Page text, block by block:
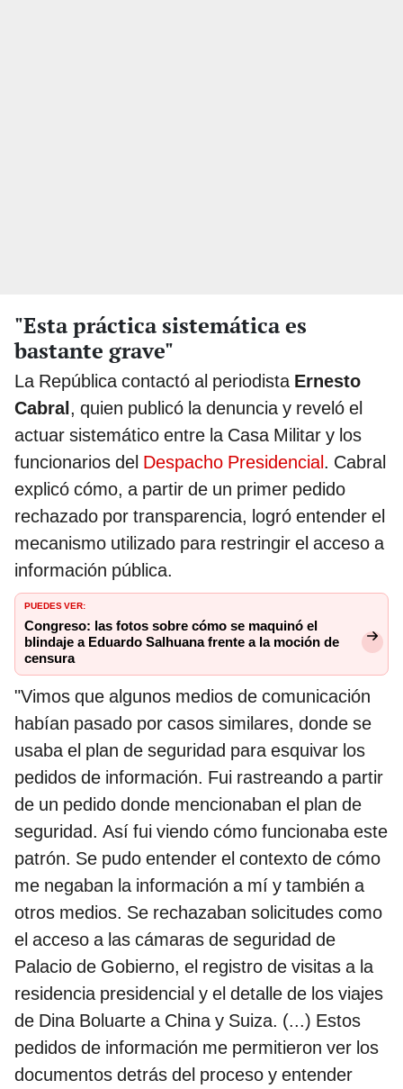
"Esta práctica sistemática es
bastante grave"
La República contactó al periodista Ernesto
Cabral, quien publicó la denuncia y reveló el
actuar sistemático entre la Casa Militar y los
funcionarios del Despacho Presidencial. Cabral
explicó cómo, a partir de un primer pedido
rechazado por transparencia, logró entender el
mecanismo utilizado para restringir el acceso a
información pública.
PUEDES VER:
Congreso: las fotos sobre cómo se maquinó el
blindaje a Eduardo Salhuana frente a la moción de
censura
"Vimos que algunos medios de comunicación
habían pasado por casos similares, donde se
usaba el plan de seguridad para esquivar los
pedidos de información. Fui rastreando a partir
de un pedido donde mencionaban el plan de
seguridad. Así fui viendo cómo funcionaba este
patrón. Se pudo entender el contexto de cómo
me negaban la información a mí y también a
otros medios. Se rechazaban solicitudes como
el acceso a las cámaras de seguridad de
Palacio de Gobierno, el registro de visitas a la
residencia presidencial y el detalle de los viajes
de Dina Boluarte a China y Suiza. (...) Estos
pedidos de información me permitieron ver los
documentos detrás del proceso y entender